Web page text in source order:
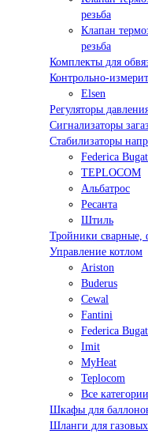
резьба
Клапан
резьба
Комплекты для
Контрольно-
Elsen
Регуляторы
Сигнализаторы
Стабилизаторы
Federica
TEPLOCOM
Альбатрос
Ресанта
Штиль
Тройники сварные,
Управление котлом
Ariston
Buderus
Cewal
Fantini
Federica
Imit
MyHeat
Teplocom
Все
Шкафы для
Шланги для